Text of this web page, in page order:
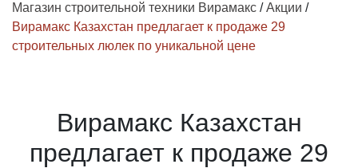
Магазин строительной техники Вирамакс /Акции /
Вирамакс Казахстан предлагает к продаже 29
строительных люлек по уникальной цене
Вирамакс Казахстан
предлагает к продаже 29